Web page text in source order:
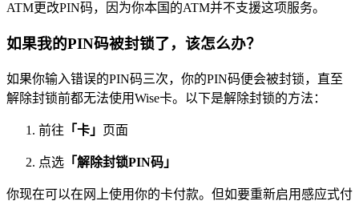
ATM更改PIN码，因为你本国的ATM并不支援这项服务。
如果我的PIN码被封锁了，该怎么办？
如果你输入错误的PIN码三次，你的PIN码便会被封锁，直至
解除封锁前都无法使用Wise卡。以下是解除封锁的方法：
前往 「卡」 页面
点选 「解除封锁PIN码」
你现在可以在网上使用你的卡付款。但如要重新启用感应式付